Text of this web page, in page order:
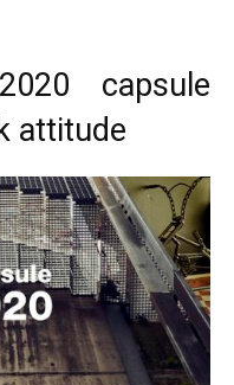
capsule
attitude